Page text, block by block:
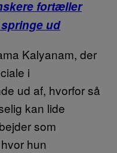
fortæller
ud
Kalyanam, der
i
ud af, hvorfor så
kan lide
som
hun